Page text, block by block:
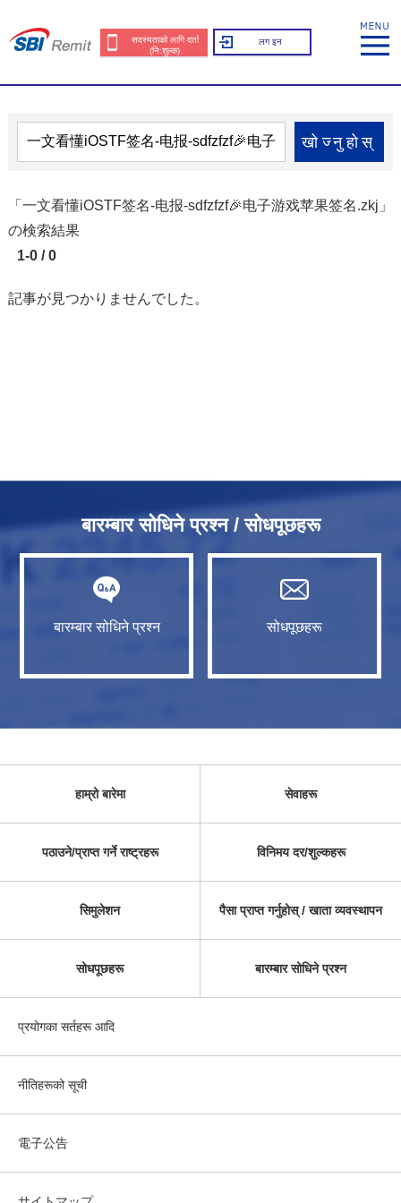
सदस्यताको लागि दर्ता
(नि:शुल्क)
लग इन
खोज्नुहोस्
「一文看懂iOSTF签名-电报-sdfzfzf🎉电子游戏苹果签名.zkj」
の検索結果
1-0 / 0
記事が見つかりませんでした。
बारम्बार सोधिने प्रश्न / सोधपूछहरू
बारम्बार सोधिने प्रश्न सोधपूछहरू
हाम्रो बारेमा सेवाहरू
पठाउने/प्राप्त गर्ने राष्ट्रहरू विनिमय दर/शुल्कहरू
सिमुलेशन पैसा प्राप्त गर्नुहोस् / खाता व्यवस्थापन
सोधपूछहरू बारम्बार सोधिने प्रश्न
प्रयोगका सर्तहरू आदि
नीतिहरूको सूची
電子公告